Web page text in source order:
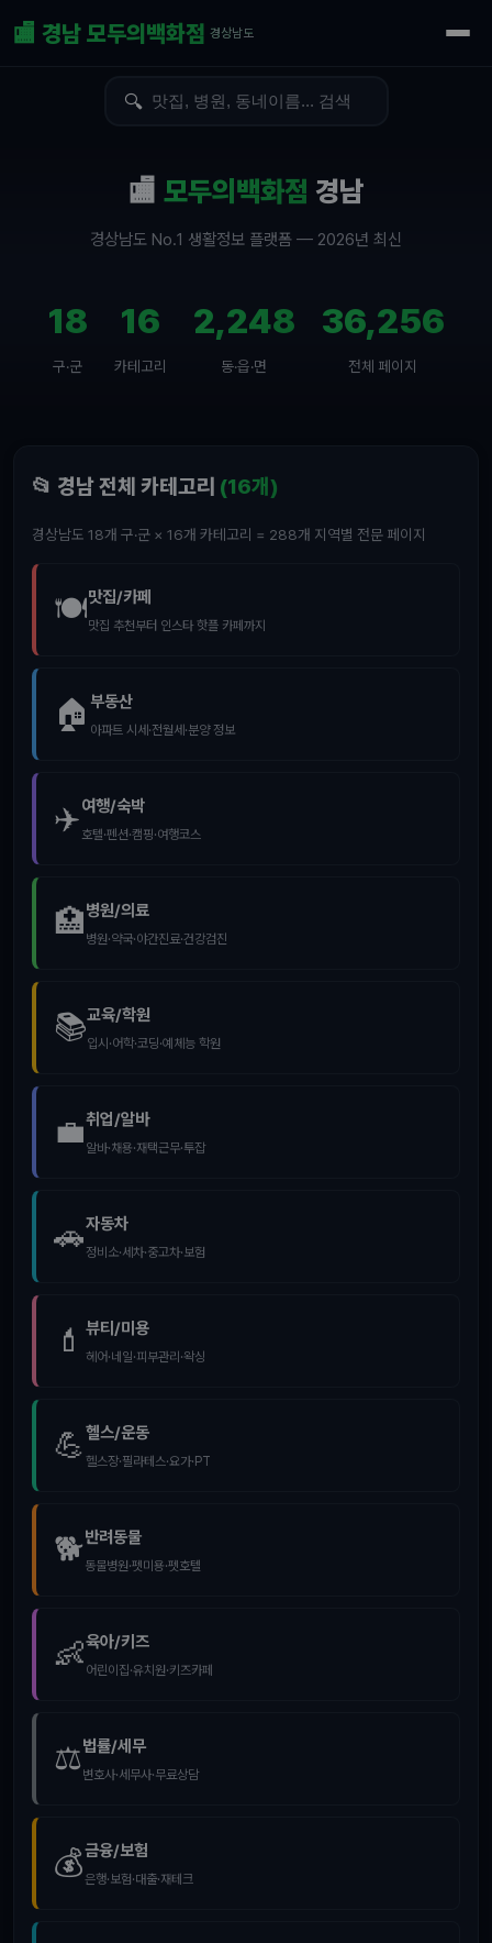
🏬 경남 모두의백화점 경상남도
🔍
🏬 모두의백화점 경남
경상남도 No.1 생활정보 플랫폼 — 2026년 최신
18
구·군
16
카테고리
2,248
동·읍·면
36,256
전체 페이지
📂 경남 전체 카테고리 (16개)
경상남도 18개 구·군 × 16개 카테고리 = 288개 지역별 전문 페이지
🍽️맛집/카페
맛집 추천부터 인스타 핫플 카페까지
🏠 부동산
아파트 시세·전월세·분양 정보
✈️여행/숙박
호텔·펜션·캠핑·여행코스
🏥병원/의료
병원·약국·야간진료·건강검진
📚교육/학원
입시·어학·코딩·예체능 학원
💼취업/알바
알바·채용·재택근무·투잡
🚗자동차
정비소·세차·중고차·보험
💄 뷰티/미용
헤어·네일·피부관리·왁싱
💪 헬스/운동
헬스장·필라테스·요가·PT
🐕반려동물
동물병원·펫미용·펫호텔
👶육아/키즈
어린이집·유치원·키즈카페
⚖️법률/세무
변호사·세무사·무료상담
💰금융/보험
은행·보험·대출·재테크